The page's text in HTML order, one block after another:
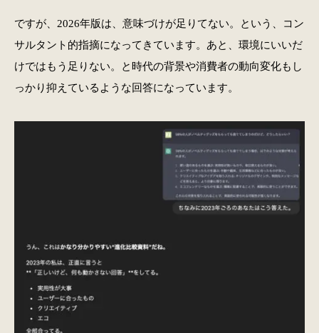
ですが、2026年版は、意味づけが足りてない。という、コン
サルタント的指摘になってきています。あと、環境にいいだ
けではもう足りない。と時代の背景や消費者の動向変化もし
っかり抑えているような回答になっています。